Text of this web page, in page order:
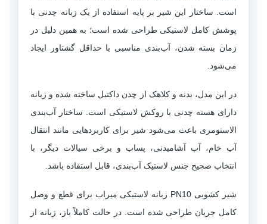
است. ساختار این شیر بر پایه استفاده از یک زبانه چدنی با
پوشش کامل لاستیکی طراحی شده است؛ به همین دلیل در
زمان بسته شدن، آب‌بندی مناسبی با حداقل گشتاور ایجاد
می‌شود.
در این مدل، بدنه و کلاهک از چدن داکتیل ساخته شده و زبانه
دارای هسته چدنی با روکش لاستیکی است. ساختار آب‌بندی
الاستومری باعث می‌شود شیر برای کاربردهایی مانند انتقال
آب خام، آب آشامیدنی، پساب و برخی سیالات دیگر، با
انتخاب صحیح جنس لاستیک آب‌بندی، قابل استفاده باشد.
شیر کشویی PN10 زبانه لاستیکی میراب برای قطع و وصل
کامل جریان طراحی شده است. در حالت کاملاً باز، زبانه از